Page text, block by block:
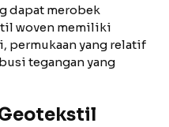
dapat merobek
woven memiliki
permukaan yang relatif
tegangan yang